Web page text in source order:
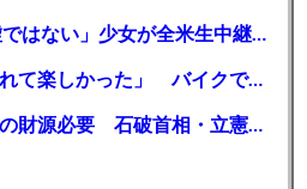
【MLB】「大谷は謙虚ではない」少女が全米生中継で突然の大谷翔平批判 サイン無視された過去明かす
【千葉】「みんなで走れて楽しかった」 バイクでバースデー集団暴走 男女５７人を書類送検 SNSで参加者募る
ガソリン減税、１兆円の財源必要 石破首相・立憲野田氏「財源は死に物狂いで確保しなければならない」「本当に死に物狂いで」